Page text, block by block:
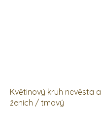
Květinový kruh nevěsta a
ženich / tmavý